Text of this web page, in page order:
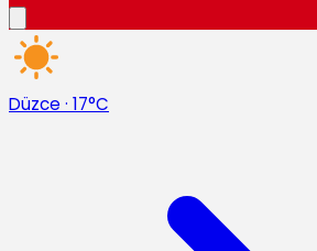
Düzce · 17°C